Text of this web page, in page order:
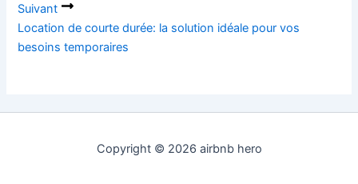
Suivant
Location de courte durée: la solution idéale pour vos
besoins temporaires
Copyright © 2026 airbnb hero